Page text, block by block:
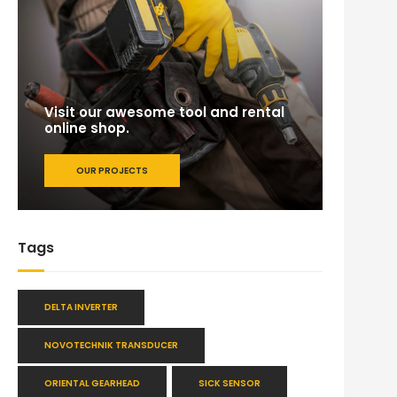
Visit our awesome tool and rental
online shop.
OUR PROJECTS
Tags
DELTA INVERTER
NOVOTECHNIK TRANSDUCER
ORIENTAL GEARHEAD SICK SENSOR